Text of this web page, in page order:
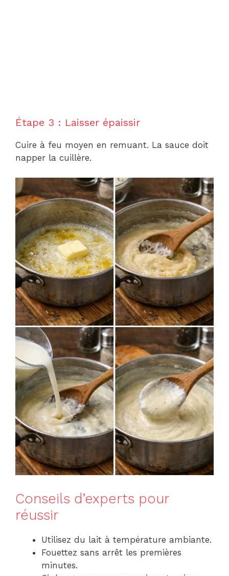
Étape 3 : Laisser épaissir
Cuire à feu moyen en remuant. La sauce doit
napper la cuillère.
Conseils d’experts pour
réussir
Utilisez du lait à température ambiante.
Fouettez sans arrêt les premières
minutes.